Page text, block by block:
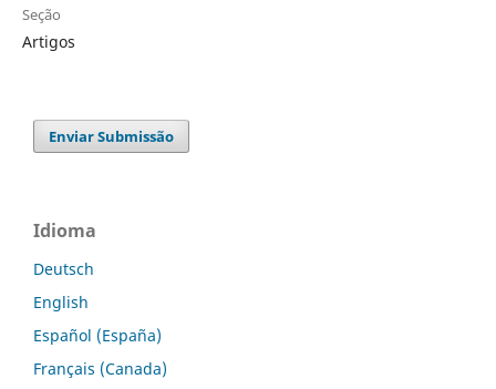
Seção
Artigos
Enviar Submissão
Idioma
Deutsch
English
Español (España)
Français (Canada)